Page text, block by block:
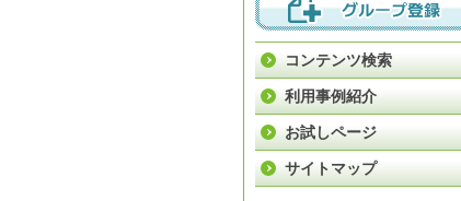
コンテンツ検索
利用事例紹介
お試しページ
サイトマップ